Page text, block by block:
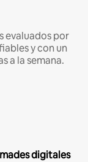
evaluados por
y con un
a la semana.
digitales